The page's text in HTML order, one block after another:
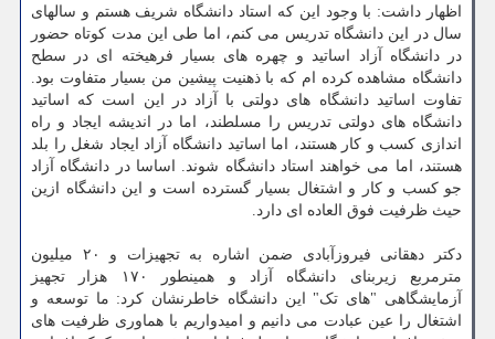
اظهار داشت: با وجود این که استاد دانشگاه شریف هستم و سالهای
سال در این دانشگاه تدریس می کنم، اما طی این مدت کوتاه حضور
در دانشگاه آزاد اساتید و چهره های بسیار فرهیخته ای در سطح
دانشگاه مشاهده کرده ام که با ذهنیت پیشین من بسیار متفاوت بود.
تفاوت اساتید دانشگاه های دولتی با آزاد در این است که اساتید
دانشگاه های دولتی تدریس را مسلطند، اما در اندیشه ایجاد و راه
اندازی کسب و کار هستند، اما اساتید دانشگاه آزاد ایجاد شغل را بلد
هستند، اما می خواهند استاد دانشگاه شوند. اساسا در دانشگاه آزاد
جو کسب و کار و اشتغال بسیار گسترده است و این دانشگاه ازین
حیث ظرفیت فوق العاده ای دارد.
دکتر دهقانی فیروزآبادی ضمن اشاره به تجهیزات و ۲۰ میلیون
مترمربع زیربنای دانشگاه آزاد و همینطور ۱۷۰ هزار تجهیز
آزمایشگاهی "های تک" این دانشگاه خاطرنشان کرد: ما توسعه و
اشتغال را عین عبادت می دانیم و امیدواریم با هماوری ظرفیت های